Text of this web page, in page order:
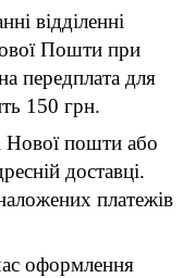
відділенні
Пошти при
передплата для
150 грн.
Нової пошти або
доставці.
платежів
оформлення